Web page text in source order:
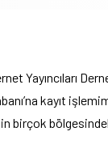
Yayıncıları
kayıt